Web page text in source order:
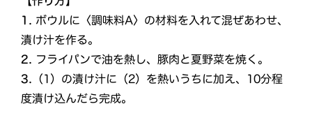
1. ボウルに〈調味料A〉の材料を入れて混ぜあわせ、
漬け汁を作る。
2. フライパンで油を熱し、豚肉と夏野菜を焼く。
3. （1）の漬け汁に（2）を熱いうちに加え、10分程
度漬け込んだら完成。